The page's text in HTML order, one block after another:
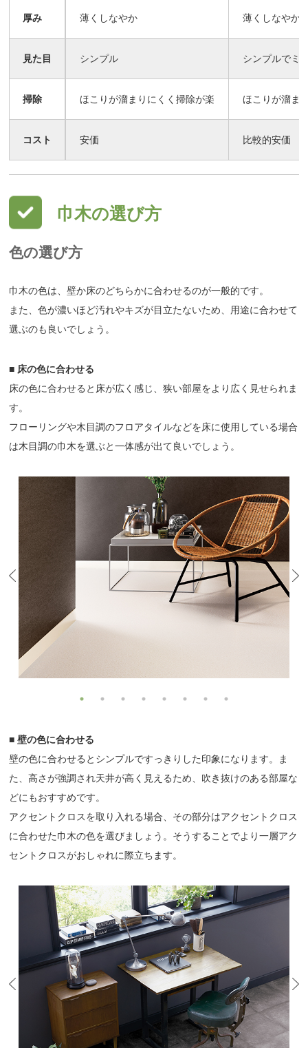
厚み 薄くしなやか 薄くしなやか
見た目 シンプル シンプルでミ
掃除 ほこりが溜まりにくく掃除が楽 ほこりが溜ま
コスト 安価 比較的安価
巾木の選び方
色の選び方
巾木の色は、壁か床のどちらかに合わせるのが一般的です。
また、色が濃いほど汚れやキズが目立たないため、用途に合わせて
選ぶのも良いでしょう。
■ 床の色に合わせる
床の色に合わせると床が広く感じ、狭い部屋をより広く見せられま
す。
フローリングや木目調のフロアタイルなどを床に使用している場合
は木目調の巾木を選ぶと一体感が出て良いでしょう。
■ 壁の色に合わせる
壁の色に合わせるとシンプルですっきりした印象になります。ま
た、高さが強調され天井が高く見えるため、吹き抜けのある部屋な
どにもおすすめです。
アクセントクロスを取り入れる場合、その部分はアクセントクロス
に合わせた巾木の色を選びましょう。そうすることでより一層アク
セントクロスがおしゃれに際立ちます。